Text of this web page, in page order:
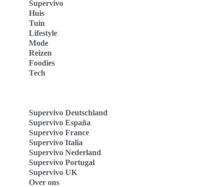
Supervivo
Huis
Tuin
Lifestyle
Mode
Reizen
Foodies
Tech
Supervivo Deutschland
Supervivo España
Supervivo France
Supervivo Italia
Supervivo Nederland
Supervivo Portugal
Supervivo UK
Over ons